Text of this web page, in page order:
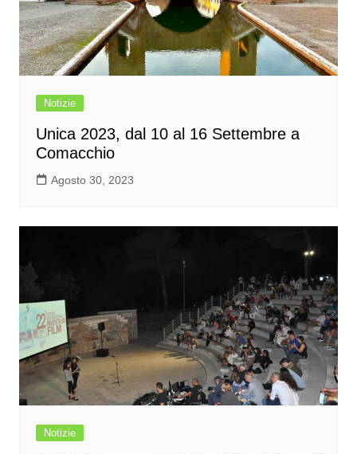
Notizie
Unica 2023, dal 10 al 16 Settembre a
Comacchio
Agosto 30, 2023
Notizie